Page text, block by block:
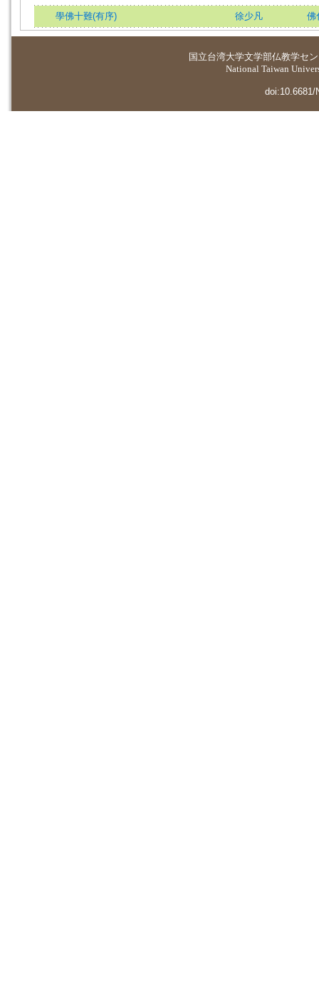
學佛十難(有序) 徐少凡 佛
国立台湾大学文学部仏教学セ
National Taiwan
doi:10.6681/